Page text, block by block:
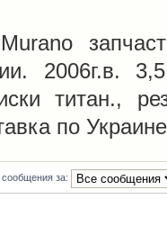
2006г.в.
титан.,
по
сообщения за: